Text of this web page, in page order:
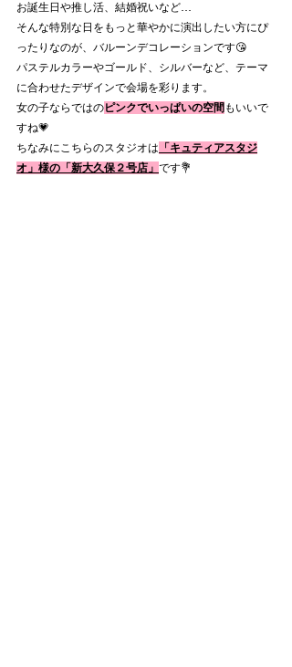
お誕生日や推し活、結婚祝いなど…
そんな特別な日をもっと華やかに演出したい方にぴ
ったりなのが、バルーンデコレーションです😘
パステルカラーやゴールド、シルバーなど、テーマ
に合わせたデザインで会場を彩ります。
女の子ならではのピンクでいっぱいの空間 もいいで
すね💗
ちなみにこちらのスタジオは 「キュティアスタジ
オ」様の「新大久保２号店」 です💐